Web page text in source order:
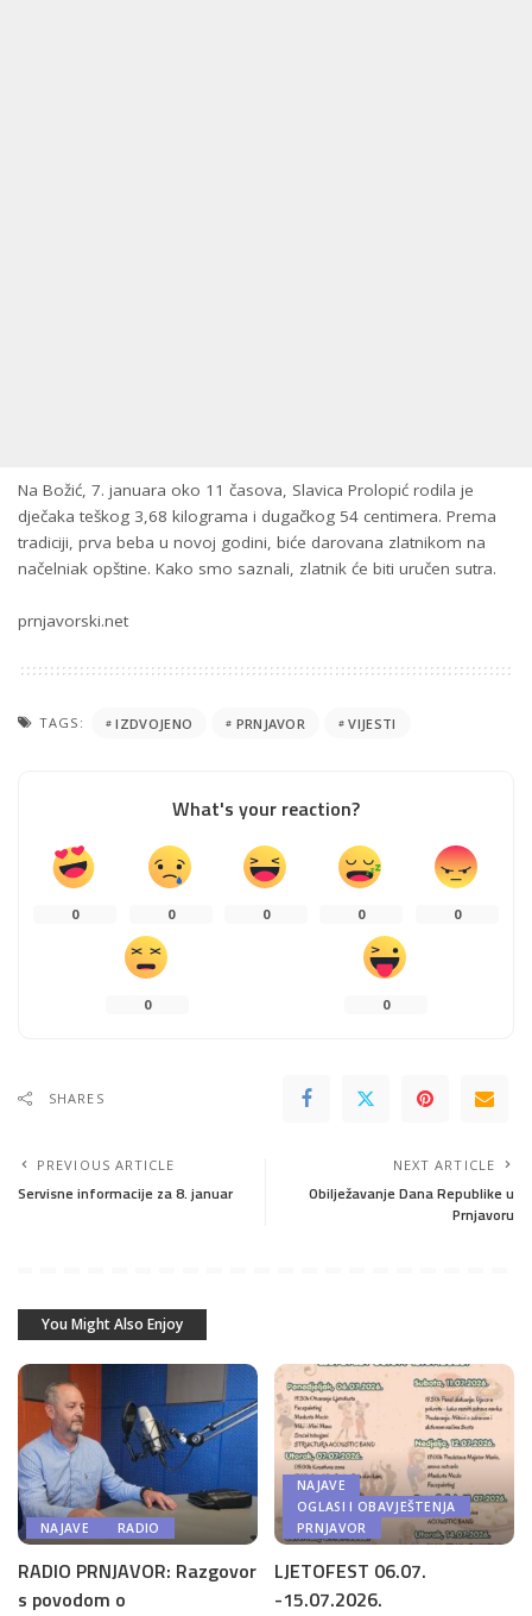
Na Božić, 7. januara oko 11 časova, Slavica Prolopić rodila je
dječaka teškog 3,68 kilograma i dugačkog 54 centimera. Prema
tradiciji, prva beba u novoj godini, biće darovana zlatnikom na
načelniak opštine. Kako smo saznali, zlatnik će biti uručen sutra.
prnjavorski.net
TAGS: IZDVOJENO PRNJAVOR VIJESTI
What's your reaction?
0 0 0 0 0
0 0
SHARES
PREVIOUS ARTICLE
Servisne informacije za 8. januar
NEXT ARTICLE
Obilježavanje Dana Republike u
Prnjavoru
You Might Also Enjoy
NAJAVE RADIO
RADIO PRNJAVOR: Razgovor
s povodom o
NAJAVE
OGLASI I OBAVJEŠTENJA
PRNJAVOR
LJETOFEST 06.07.
-15.07.2026.